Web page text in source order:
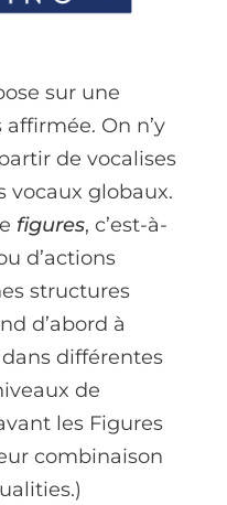
sur une
On n’y
de vocalises
vocaux globaux.
figures, c’est-à-
d’actions
structures
d’abord à
différentes
de
les Figures
combinaison